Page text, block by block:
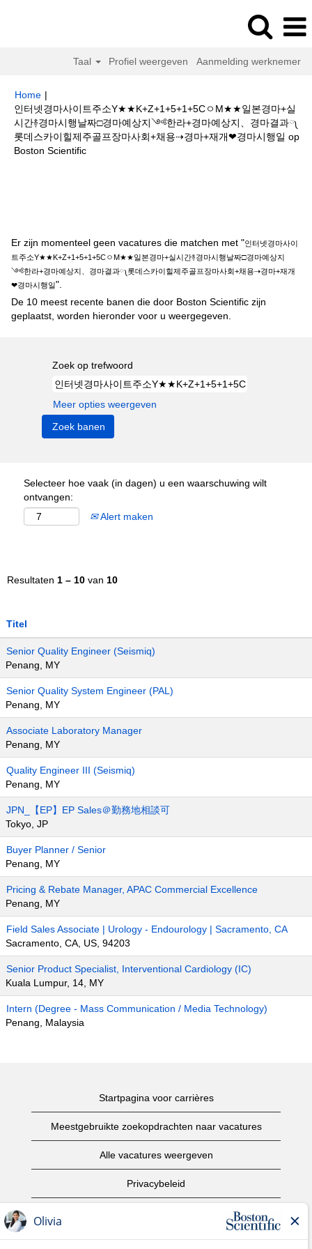
Taal Profiel weergeven Aanmelding werknemer
Home |
인터넷경마사이트주소Y★★K+Z+1+5+1+5CㅇM★★일본경마+실
시간࿈경마시행날짜□경마예상지༺한라+경마예상지、경마결과༾
롯데스카이힐제주골프장마사회+채용⇢경마+재개❤경마시행일 op
Boston Scientific(huidige
Er zijn momenteel geen vacatures die matchen met "인터넷경마사이
트주소Y★★K+Z+1+5+1+5CㅇM★★일본경마+실시간࿈경마시행날짜□경마예상지
༺한라+경마예상지、경마결과༾롯데스카이힐제주골프장마사회+채용⇢경마+재개
❤경마시행일".
De 10 meest recente banen die door Boston Scientific zijn
geplaatst, worden hieronder voor u weergegeven.
Zoek op trefwoord
Meer opties weergeven
Selecteer hoe vaak (in dagen) u een waarschuwing wilt
ontvangen:
Alert maken
Resultaten 1 – 10 van 10
Titel
Senior Quality Engineer (Seismiq)
Penang, MY
Senior Quality System Engineer (PAL)
Penang, MY
Associate Laboratory Manager
Penang, MY
Quality Engineer III (Seismiq)
Penang, MY
JPN_【EP】EP Sales＠勤務地相談可
Tokyo, JP
Buyer Planner / Senior
Penang, MY
Pricing & Rebate Manager, APAC Commercial Excellence
Penang, MY
Field Sales Associate | Urology - Endourology | Sacramento, CA
Sacramento, CA, US, 94203
Senior Product Specialist, Interventional Cardiology (IC)
Kuala Lumpur, 14, MY
Intern (Degree - Mass Communication / Media Technology)
Penang, Malaysia
Startpagina voor carrières
Meestgebruikte zoekopdrachten naar vacatures
Alle vacatures weergeven
Privacybeleid
Copyright informatie